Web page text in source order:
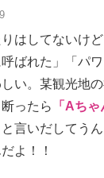
はしてないけ
ばれた」「パワ
い。某観光地
ったら
「Aち
と言いだしてう
よ！！